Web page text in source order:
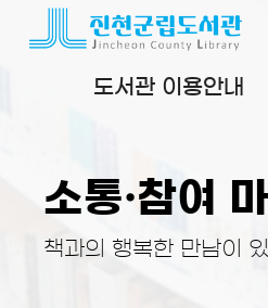
도서관 이용안내
소통·참여
책과의 행복한 만남이